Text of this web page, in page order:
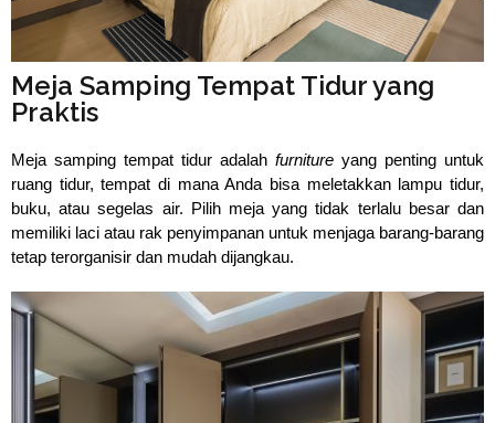
⁠⁠Meja Samping Tempat Tidur yang
Praktis
Meja samping tempat tidur adalah furniture yang penting untuk
ruang tidur, tempat di mana Anda bisa meletakkan lampu tidur,
buku, atau segelas air. Pilih meja yang tidak terlalu besar dan
memiliki laci atau rak penyimpanan untuk menjaga barang-barang
tetap terorganisir dan mudah dijangkau.